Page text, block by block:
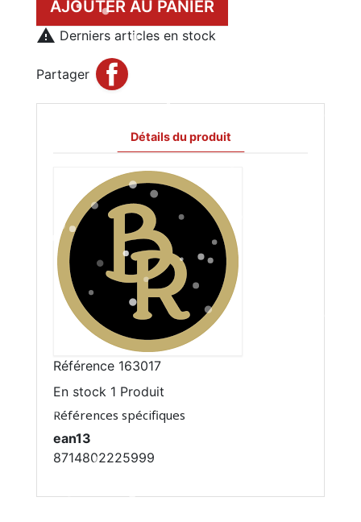
AJOUTER AU PANIER
 Derniers articles en stock
Partager
Détails du produit
Référence 163017
En stock 1 Produit
Références spécifiques
ean13
8714802225999